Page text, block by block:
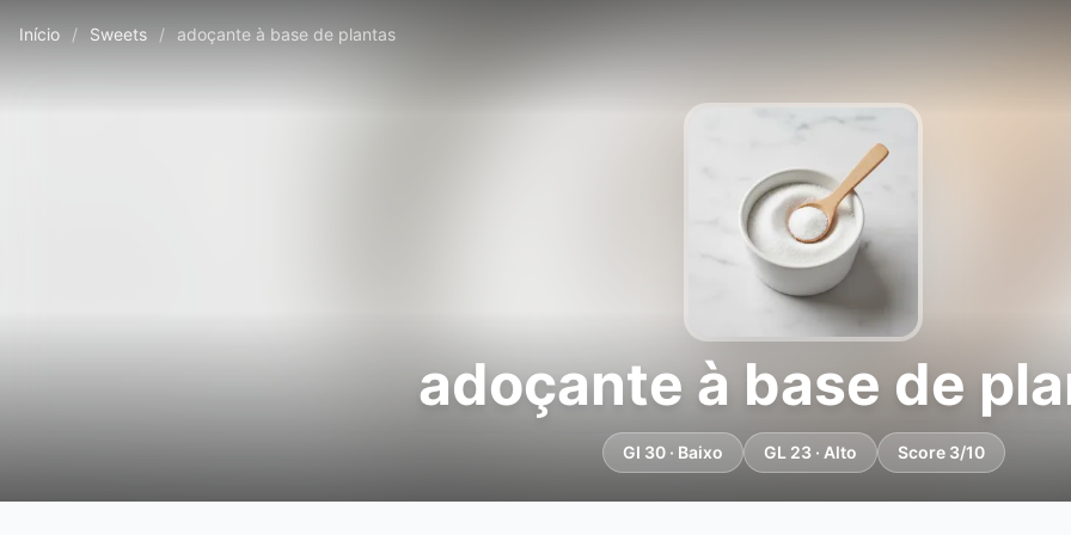
Início / Sweets / adoçante à base de plantas
adoçante à base de
GI 30 · Baixo GL 23 · Alto Score 3/10